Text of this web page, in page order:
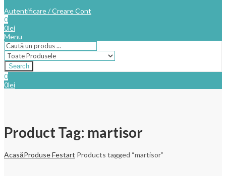
Autentificare / Creare Cont
0
0lei
Menu
Search
0
0lei
Product Tag: martisor
AcasăProduse Festart Products tagged “martisor”